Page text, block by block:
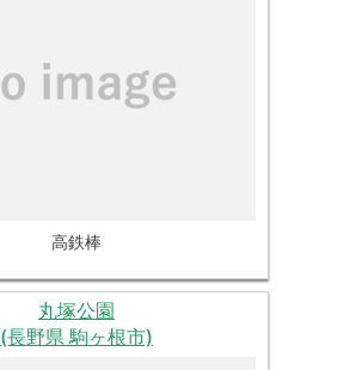
高鉄棒
丸塚公園
(長野県 駒ヶ根市)